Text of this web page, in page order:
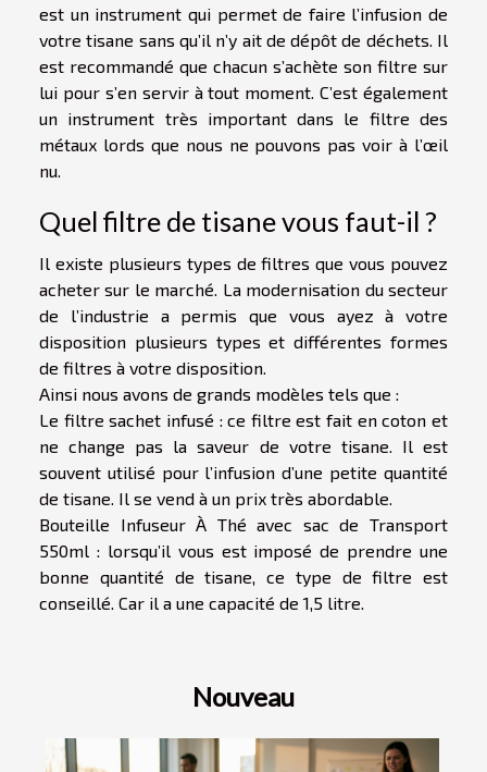
est un instrument qui permet de faire l’infusion de
votre tisane sans qu’il n’y ait de dépôt de déchets. Il
est recommandé que chacun s’achète son filtre sur
lui pour s’en servir à tout moment. C’est également
un instrument très important dans le filtre des
métaux lords que nous ne pouvons pas voir à l’œil
nu.
Quel filtre de tisane vous faut-il ?
Il existe plusieurs types de filtres que vous pouvez
acheter sur le marché. La modernisation du secteur
de l’industrie a permis que vous ayez à votre
disposition plusieurs types et différentes formes
de filtres à votre disposition.
Ainsi nous avons de grands modèles tels que :
Le filtre sachet infusé : ce filtre est fait en coton et
ne change pas la saveur de votre tisane. Il est
souvent utilisé pour l’infusion d’une petite quantité
de tisane. Il se vend à un prix très abordable.
Bouteille Infuseur À Thé avec sac de Transport
550ml : lorsqu’il vous est imposé de prendre une
bonne quantité de tisane, ce type de filtre est
conseillé. Car il a une capacité de 1,5 litre.
Nouveau